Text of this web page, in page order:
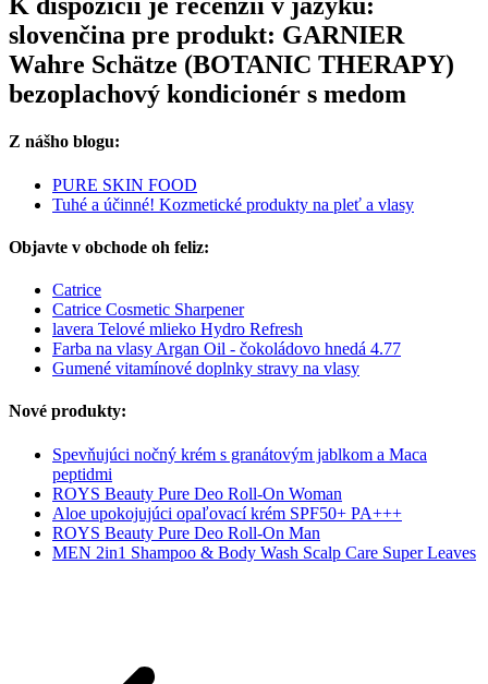
slovenčina pre produkt: GARNIER
Wahre Schätze (BOTANIC THERAPY)
bezoplachový kondicionér s medom
Z nášho blogu:
PURE SKIN FOOD
Tuhé a účinné! Kozmetické produkty na pleť a vlasy
Objavte v obchode oh feliz:
Catrice
Catrice Cosmetic Sharpener
lavera Telové mlieko Hydro Refresh
Farba na vlasy Argan Oil - čokoládovo hnedá 4.77
Gumené vitamínové doplnky stravy na vlasy
Nové produkty:
Spevňujúci nočný krém s granátovým jablkom a Maca
peptidmi
ROYS Beauty Pure Deo Roll-On Woman
Aloe upokojujúci opaľovací krém SPF50+ PA+++
ROYS Beauty Pure Deo Roll-On Man
MEN 2in1 Shampoo & Body Wash Scalp Care Super Leaves